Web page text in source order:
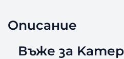
а
Описание
Въже за